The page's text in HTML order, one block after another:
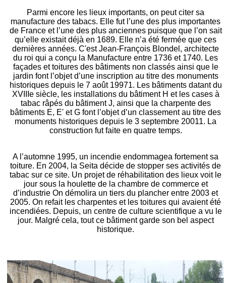
Parmi encore les lieux importants, on peut citer sa
manufacture des tabacs. Elle fut l’une des plus importantes
de France et l’une des plus anciennes puisque que l’on sait
qu’elle existait déjà en 1689. Elle n’a été fermée que ces
dernières années. C'est Jean-François Blondel, architecte
du roi qui a conçu la Manufacture entre 1736 et 1740. Les
façades et toitures des bâtiments non classés ainsi que le
jardin font l’objet d’une inscription au titre des monuments
historiques depuis le 7 août 19971. Les bâtiments datant du
XVIIIe siècle, les installations du bâtiment H et les cases à
tabac râpés du bâtiment J, ainsi que la charpente des
bâtiments E, E' et G font l’objet d’un classement au titre des
monuments historiques depuis le 3 septembre 20011. La
construction fut faite en quatre temps.
A l’automne 1995, un incendie endommagea fortement sa
toiture. En 2004, la Seita décide de stopper ses activités de
tabac sur ce site. Un projet de réhabilitation des lieux voit le
jour sous la houlette de la chambre de commerce et
d’industrie On démolira un tiers du plancher entre 2003 et
2005. On refait les charpentes et les toitures qui avaient été
incendiées. Depuis, un centre de culture scientifique a vu le
jour. Malgré cela, tout ce bâtiment garde son bel aspect
historique.